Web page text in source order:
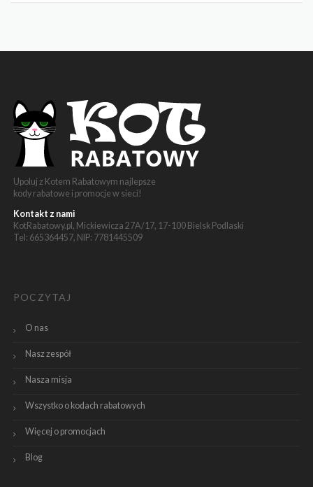
Upoluj z Kotem Rabatowym najlepsze
kody rabatowe i promocje w sieci!
Kontakt z nami
KotRabatowy.pl, Mickiewicza 27A/17, 17-100 Bielsk Podlaski
Tel: 665364457, NIP: 7781445509
POCZYTAJ
O nas
Nasz zespół
Nasza misja
Wszystko o kodach rabatowych
Więcej o promocjach
Blog